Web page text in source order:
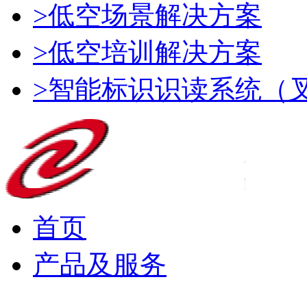
>低空场景解决方案
>低空培训解决方案
>智能标识识读系统（
首页
产品及服务